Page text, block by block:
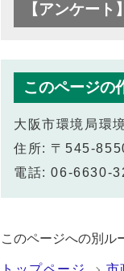
【アンケー
このページの
大阪市環境局環
住所: 〒545-
電話: 06-6630-
このページへの別ル